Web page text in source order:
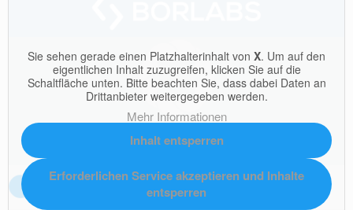
Sie sehen gerade einen Platzhalterinhalt von X. Um auf den
eigentlichen Inhalt zuzugreifen, klicken Sie auf die
Schaltfläche unten. Bitte beachten Sie, dass dabei Daten an
Drittanbieter weitergegeben werden.
Mehr Informationen
Inhalt entsperren
Erforderlichen Service akzeptieren und Inhalte
entsperren